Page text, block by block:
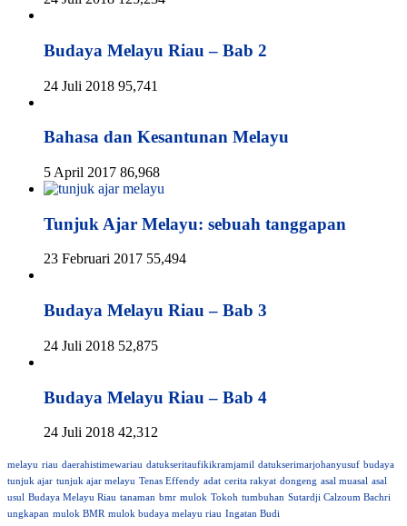
Budaya Melayu Riau – Bab 2
24 Juli 2018 95,741
Bahasa dan Kesantunan Melayu
5 April 2017 86,968
Tunjuk Ajar Melayu: sebuah tanggapan
23 Februari 2017 55,494
Budaya Melayu Riau – Bab 3
24 Juli 2018 52,875
Budaya Melayu Riau – Bab 4
24 Juli 2018 42,312
melayu riau daerahistimewariau datukseritaufikikramjamil datukserimarjohanyusuf budaya
tunjuk ajar tunjuk ajar melayu Tenas Effendy adat cerita rakyat dongeng asal muasal asal
usul Budaya Melayu Riau tanaman bmr mulok Tokoh tumbuhan Sutardji Calzoum Bachri
ungkapan mulok BMR mulok budaya melayu riau Ingatan Budi